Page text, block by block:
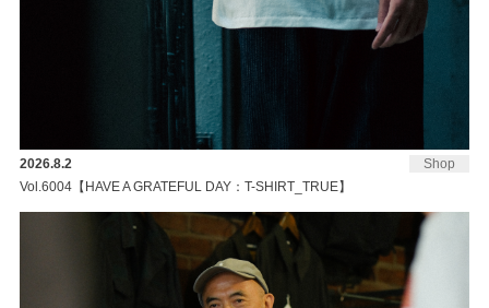
Shop
2026.8.2
Vol.6004【HAVE A GRATEFUL DAY：T-SHIRT_TRUE】